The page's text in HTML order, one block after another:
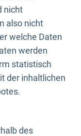
nicht
also nicht
welche Daten
werden
statistisch
der inhaltlichen
des